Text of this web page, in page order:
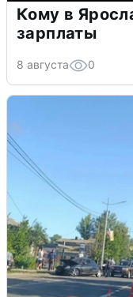
Кому в
зарплаты
8 августа 0